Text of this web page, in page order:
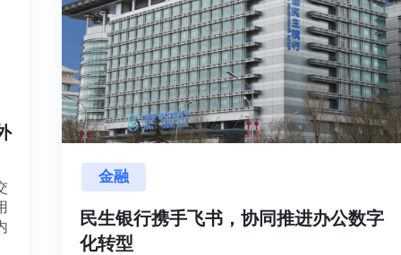
金融
民生银行携手飞书，协同推进办公数字
化转型